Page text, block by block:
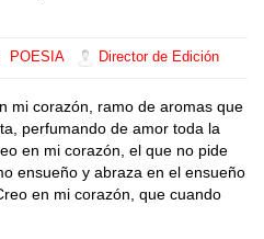
POESIA Director de Edición
mi corazón, ramo de aromas que
perfumando de amor toda la
en mi corazón, el que no pide
ensueño y abraza en el ensueño
en mi corazón, que cuando